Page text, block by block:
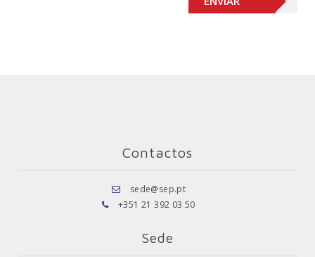
Contactos
sede@sep.pt
+351 21 392 03 50
Sede